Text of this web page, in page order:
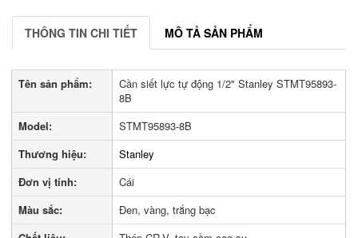
THÔNG TIN CHI TIẾT MÔ TẢ SẢN PHẨM
Tên sản phẩm:
Cần siết lực tự động 1/2" Stanley STMT95893-
8B
Model:
STMT95893-8B
Thương hiệu:
Stanley
Đơn vị tính:
Cái
Màu sắc:
Đen, vàng, trắng bạc